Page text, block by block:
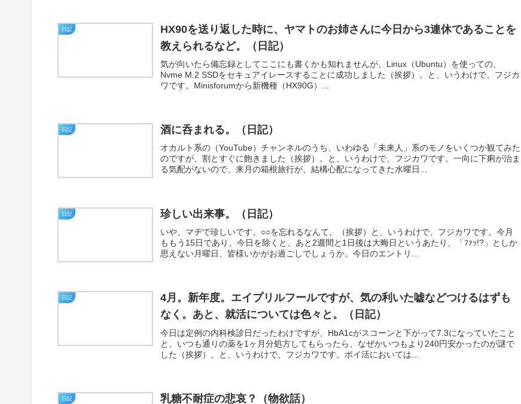
日記
HX90を送り返した時に、ヤマトのお姉さんに今日から3連休であることを
教えられるなど。（日記）
気が向いたら備忘録としてここにも書くかも知れませんが、Linux（Ubuntu）を使っての、
Nvme M.2 SSDをセキュアイレースすることに成功しました（挨拶）。と、いうわけで、フジカ
ワです。Minisforumから新機種（HX90G）...
日記 酒に呑まれる。（日記）
オカルト系の（YouTube）チャンネルのうち、いわゆる「未来人」系のモノをいくつか観てみた
のですが、割とすぐに飽きました（挨拶）。と、いうわけで、フジカワです。一向に下痢が治ま
る気配がないので、来月の箱根旅行が、結構心配になってきた水曜日...
日記 珍しい出来事。（日記）
いや、マヂで珍しいです。○○を忘れるなんて。（挨拶）と、いうわけで、フジカワです。今月
ももう15日であり、今日を除くと、あと2週間と1日後は大晦日というあたり、「ﾌｧｯ!?」としか
思えない月曜日、皆様いかがお過ごしでしょうか。今日のエントリ...
日記
4月。新年度。エイプリルフールですが、気の利いた嘘などつけるはずも
なく。あと、就活については色々と。（日記）
今日は定例の内科検診日だったわけですが、HbA1cがスコーンと下がって7.3になっていたこと
と、いつも通りの薬を1ヶ月分処方してもらったら、なぜかいつもより240円安かったのが謎で
した（挨拶）。と、いうわけで、フジカワです。ポイ活においては...
日記 乳糖不耐症の悲哀？（物欲話）